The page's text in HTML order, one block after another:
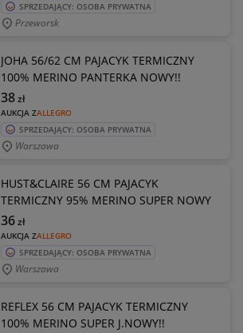
SPRZEDAJĄCY: OSOBA PRYWATNA
Przeworsk
JOHA 56/62 CM PAJACYK TERMICZNY
100% MERINO PANTERKA NOWY!!
AUKCJA ZALLEGRO
38zł
SPRZEDAJĄCY: OSOBA PRYWATNA
Warszawa
HUST&CLAIRE 56 CM PAJACYK
TERMICZNY 95% MERINO SUPER NOWY
AUKCJA ZALLEGRO
36zł
SPRZEDAJĄCY: OSOBA PRYWATNA
Warszawa
REFLEX 56 CM PAJACYK TERMICZNY
100% MERINO SUPER J.NOWY!!